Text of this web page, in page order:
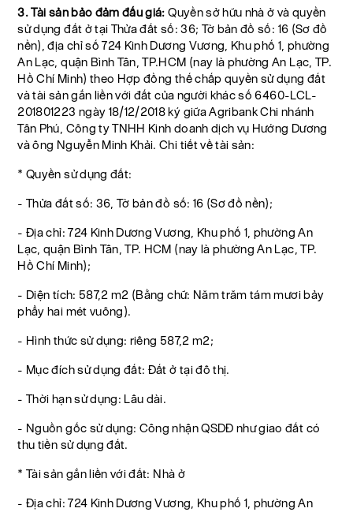
3. Tài sản bảo đảm đấu giá: Quyền sở hữu nhà ở và quyền
sử dụng đất ở tại Thửa đất số: 36; Tờ bản đồ số: 16 (Sơ đồ
nền), địa chỉ số 724 Kinh Dương Vương, Khu phố 1, phường
An Lạc, quận Bình Tân, TP.HCM (nay là phường An Lạc, TP.
Hồ Chí Minh) theo Hợp đồng thế chấp quyền sử dụng đất
và tài sản gắn liền với đất của người khác số 6460-LCL-
201801223 ngày 18/12/2018 ký giữa Agribank Chi nhánh
Tân Phú, Công ty TNHH Kinh doanh dịch vụ Hướng Dương
và ông Nguyễn Minh Khải. Chi tiết về tài sản:
* Quyền sử dụng đất:
- Thửa đất số: 36, Tờ bản đồ số: 16 (Sơ đồ nền);
- Địa chỉ: 724 Kinh Dương Vương, Khu phố 1, phường An
Lạc, quận Bình Tân, TP. HCM (nay là phường An Lạc, TP.
Hồ Chí Minh);
- Diện tích: 587,2 m2 (Bằng chữ: Năm trăm tám mươi bảy
phẩy hai mét vuông).
- Hình thức sử dụng: riêng 587,2 m2;
- Mục đích sử dụng đất: Đất ở tại đô thị.
- Thời hạn sử dụng: Lâu dài.
- Nguồn gốc sử dụng: Công nhận QSDĐ như giao đất có
thu tiền sử dụng đất.
* Tài sản gắn liền với đất: Nhà ở
- Địa chỉ: 724 Kinh Dương Vương, Khu phố 1, phường An